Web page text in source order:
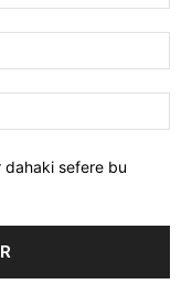
dahaki sefere bu